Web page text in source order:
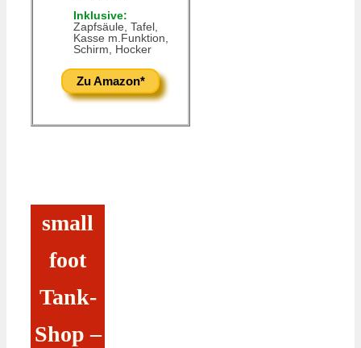
Inklusive:
Zapfsäule, Tafel,
Kasse m.Funktion,
Schirm, Hocker
Zu Amazon*
small
foot
Tank-
Shop –